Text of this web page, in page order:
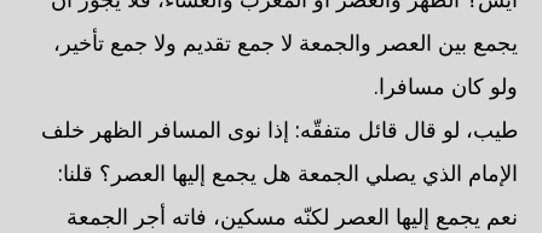
يجمع بين العصر والجمعة لا جمع تقديم ولا جمع تأخير،
ولو كان مسافرا.
طيب، لو قال قائل متفقّه: إذا نوى المسافر الظهر خلف
الإمام الذي يصلي الجمعة هل يجمع إليها العصر؟ قلنا:
نعم يجمع إليها العصر لكنّه مسكين، فاته أجر الجمعة